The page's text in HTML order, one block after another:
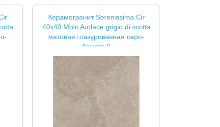
Керамогранит Serenissima Cir
40x40 Molo Audace grigio di scotta
матовая глазурованная серо-
бежевый